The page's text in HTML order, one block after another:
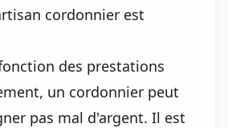
cordonnier est
des prestations
un cordonnier peut
pas mal d'argent. Il est